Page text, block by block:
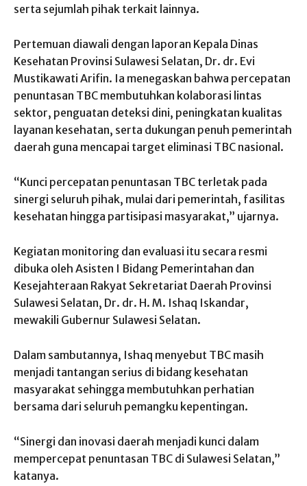
serta sejumlah pihak terkait lainnya.
Pertemuan diawali dengan laporan Kepala Dinas
Kesehatan Provinsi Sulawesi Selatan, Dr. dr. Evi
Mustikawati Arifin. Ia menegaskan bahwa percepatan
penuntasan TBC membutuhkan kolaborasi lintas
sektor, penguatan deteksi dini, peningkatan kualitas
layanan kesehatan, serta dukungan penuh pemerintah
daerah guna mencapai target eliminasi TBC nasional.
“Kunci percepatan penuntasan TBC terletak pada
sinergi seluruh pihak, mulai dari pemerintah, fasilitas
kesehatan hingga partisipasi masyarakat,” ujarnya.
Kegiatan monitoring dan evaluasi itu secara resmi
dibuka oleh Asisten I Bidang Pemerintahan dan
Kesejahteraan Rakyat Sekretariat Daerah Provinsi
Sulawesi Selatan, Dr. dr. H. M. Ishaq Iskandar,
mewakili Gubernur Sulawesi Selatan.
Dalam sambutannya, Ishaq menyebut TBC masih
menjadi tantangan serius di bidang kesehatan
masyarakat sehingga membutuhkan perhatian
bersama dari seluruh pemangku kepentingan.
“Sinergi dan inovasi daerah menjadi kunci dalam
mempercepat penuntasan TBC di Sulawesi Selatan,”
katanya.